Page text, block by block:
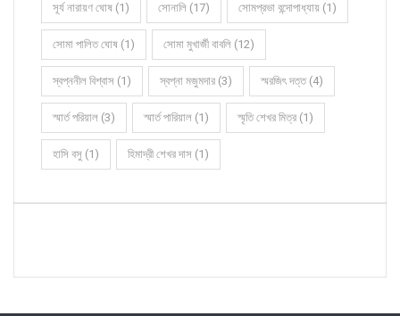
সূর্য নারায়ণ ঘোষ (1) সোনালি (17) সোমপ্রভা বন্দোপাধ্যায় (1)
সোমা পালিত ঘোষ (1) সোমা মুখার্জী বাবলি (12)
স্বপ্ননীল বিশ্বাস (1) স্বপ্না মজুমদার (3) স্মরজিৎ দত্ত (4)
স্মার্ত পরিয়াল (3) স্মার্ত পারিয়াল (1) স্মৃতি শেখর মিত্র (1)
হাসি বসু (1) হিমাদ্রী শেখর দাস (1)